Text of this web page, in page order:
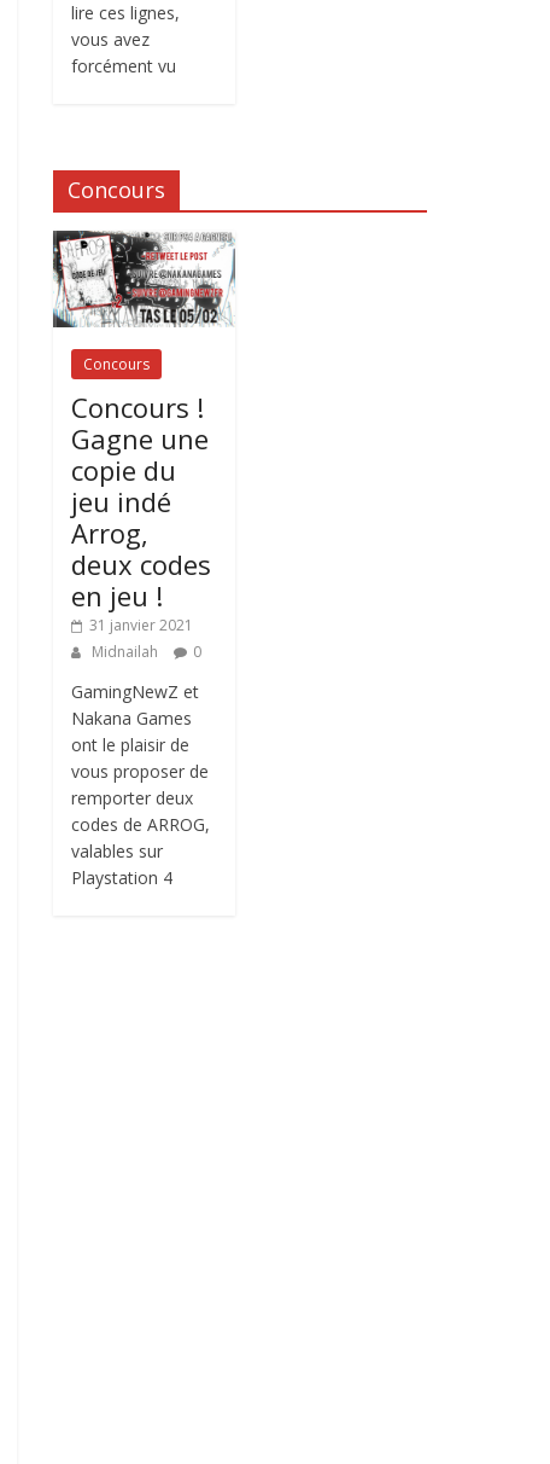
lire ces lignes,
vous avez
forcément vu
Concours
Concours
Concours !
Gagne une
copie du
jeu indé
Arrog,
deux codes
en jeu !
31 janvier 2021
Midnailah
0
GamingNewZ et
Nakana Games
ont le plaisir de
vous proposer de
remporter deux
codes de ARROG,
valables sur
Playstation 4